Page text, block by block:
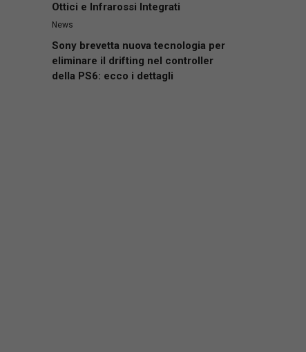
Ottici e Infrarossi Integrati
News
Sony brevetta nuova tecnologia per
eliminare il drifting nel controller
della PS6: ecco i dettagli